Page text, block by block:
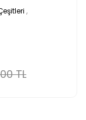
,
TL